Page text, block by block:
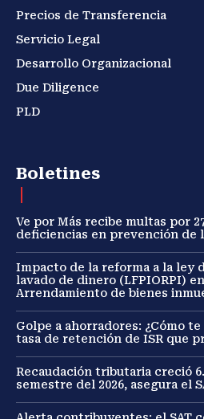
Precios de Transferencia
Servicio Legal
Desarrollo Organizacional
Due Diligence
PLD
Boletines
Ve por Más recibe multas por
deficiencias en prevención de
Impacto de la reforma a la ley
lavado de dinero (LFPIORPI)
Arrendamiento de bienes
Golpe a ahorradores: ¿Cómo
tasa de retención de ISR que
Recaudación tributaria creció
semestre del 2026, asegura el